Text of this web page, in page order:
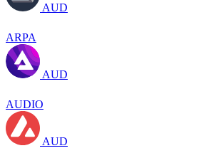
AUD
ARPA
AUD
AUDIO
AUD